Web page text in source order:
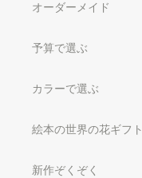
オーダーメイド
予算で選ぶ
カラーで選ぶ
絵本の世界の花ギフト
新作ぞくぞく